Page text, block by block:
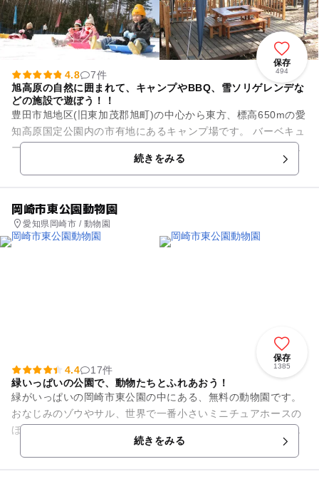
保存
494
4.8
7件
旭高原の自然に囲まれて、キャンプやBBQ、雪ソリゲレンデな
どの施設で遊ぼう！！
豊田市旭地区(旧東加茂郡旭町)の中心から東方、標高650mの愛
知高原国定公園内の市有地にあるキャンプ場です。 バーベキュ
ー場、デイキャンプ広場、テニスコートや多目的広場、宿泊施
続きをみる
岡崎市東公園動物園
愛知県岡崎市 / 動物園
保存
1385
4.4
17件
緑いっぱいの公園で、動物たちとふれあおう！
緑がいっぱいの岡崎市東公園の中にある、無料の動物園です。
おなじみのゾウやサル、世界で一番小さいミニチュアホースの
ほか、ミーアキャットやリスザルなどたくさんの小動物も勢揃
い。一番人気は東公園のアイ...続きをみる